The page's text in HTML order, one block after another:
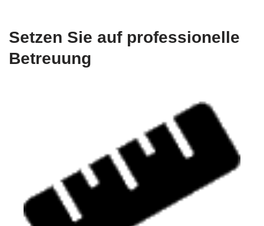
Setzen Sie auf professionelle
Betreuung